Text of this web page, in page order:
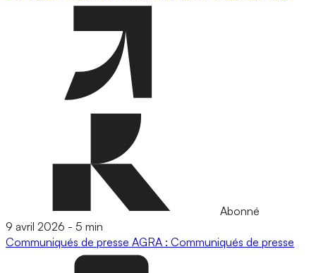
Abonné
9 avril 2026 - 5 min
Communiqués de presse AGRA : Communiqués de presse